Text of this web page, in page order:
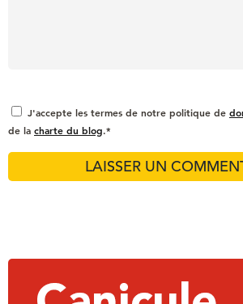
J'accepte les termes de notre politique de
de la charte du blog.*